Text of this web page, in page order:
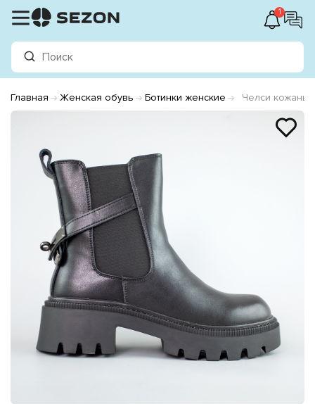
1
Главная Женская обувь Ботинки женские Челси